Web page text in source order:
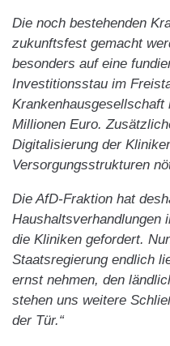
Die noch bestehenden
zukunftsfest gemacht
besonders auf eine
Investitionsstau im
Krankenhausgesellschaft
Millionen Euro.
Digitalisierung der
Versorgungsstrukturen
Die AfD-Fraktion hat
Haushaltsverhandlungen
die Kliniken gefordert.
Staatsregierung endlich
ernst nehmen, den
stehen uns weitere
der Tür.“